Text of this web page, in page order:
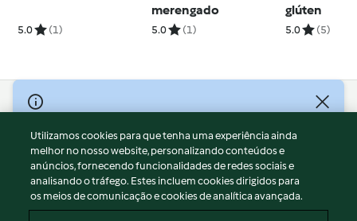
5.0 (1)
merengado
5.0 (1)
glúten
5.0 (5)
© Copyright 2026
Termos de Utilização
Aviso sobre Proteção de Dados
Aviso
Apoio legal
Utilizamos cookies para que tenha uma experiência ainda
melhor no nosso website, personalizando conteúdos e
anúncios, fornecendo funcionalidades de redes sociais e
analisando o tráfego. Estes incluem cookies dirigidos para
os meios de comunicação e cookies de analítica avançada.